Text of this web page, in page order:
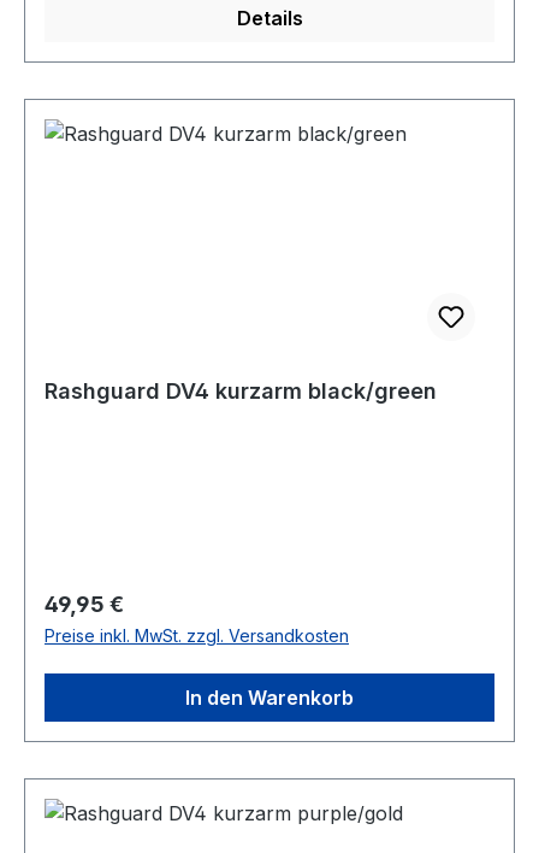
Details
Rashguard DV4 kurzarm black/green
Regulärer Preis:
49,95 €
Preise inkl. MwSt. zzgl. Versandkosten
In den Warenkorb